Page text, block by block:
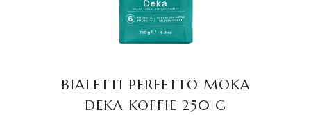
BIALETTI PERFETTO MOKA
DEKA KOFFIE 250 G